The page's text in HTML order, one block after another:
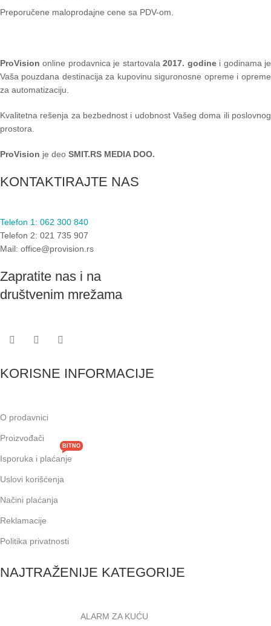
Preporučene maloprodajne cene sa PDV-om.
ProVision online prodavnica je startovala2017. godinei godinama je
Vaša pouzdana destinacija za kupovinu siguronosne opreme i opreme
za automatizaciju.
Kvalitetna rešenja za bezbednost i udobnost Vašeg doma ili poslovnog
prostora.
ProVision je deo SMIT.RS MEDIA DOO.
KONTAKTIRAJTE NAS
Telefon 1: 062 300 840
Telefon 2: 021 735 907
Mail: office@provision.rs
Zapratite nas i na
društvenim mrežama
KORISNE INFORMACIJE
O prodavnici
Proizvođači
Isporuka i plaćanje
BITNO
Uslovi korišćenja
Načini plaćanja
Reklamacije
Politika privatnosti
NAJTRAŽENIJE KATEGORIJE
ALARM ZA KUĆU